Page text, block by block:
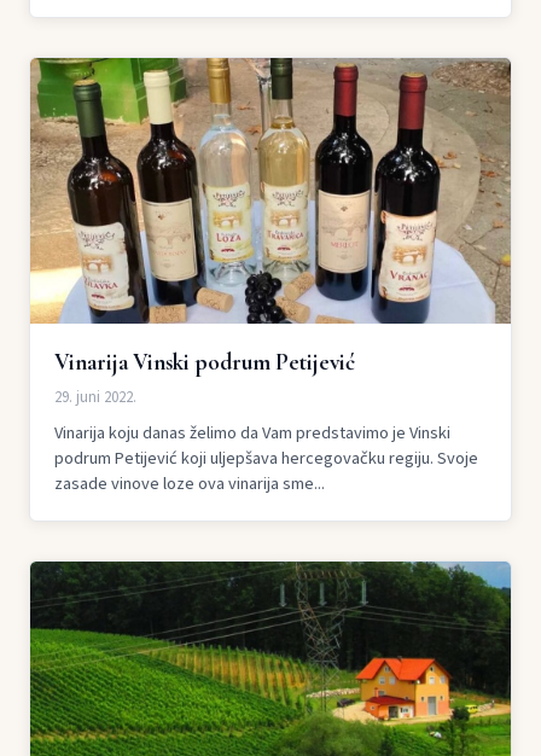
Vinarija Vinski podrum Petijević
29. juni 2022.
Vinarija koju danas želimo da Vam predstavimo je Vinski
podrum Petijević koji uljepšava hercegovačku regiju. Svoje
zasade vinove loze ova vinarija sme...